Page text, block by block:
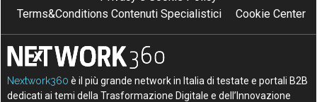
Terms&Conditions Contenuti Specialistici
Cookie Center
Nextwork360 è il più grande network in Italia di testate e portali B2B
dedicati ai temi della Trasformazione Digitale e dell’Innovazione